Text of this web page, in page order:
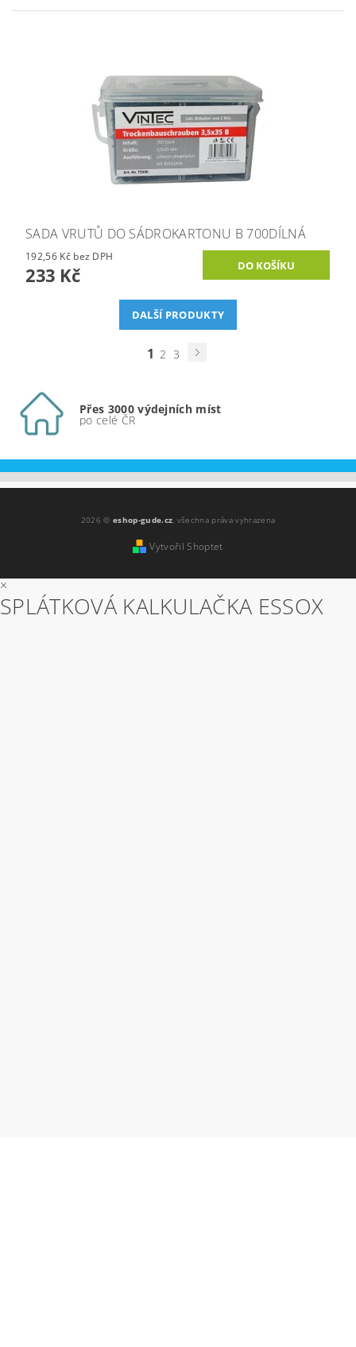
SADA VRUTŮ DO SÁDROKARTONU B 700DÍLNÁ
192,56 Kč bez DPH
233 Kč
DALŠÍ PRODUKTY
1 2 3
Přes 3000 výdejních míst
po celé ČR
2026 ©eshop-gude.cz, všechna práva vyhrazena
Vytvořil Shoptet
×
SPLÁTKOVÁ KALKULAČKA ESSOX